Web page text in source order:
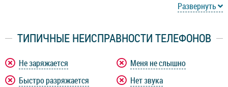
Nokia 6.1
Nokia 6 Nokia 5.4
Nokia 5.3 Nokia 5.1 Plus
Развернуть
ТИПИЧНЫЕ НЕИСПРАВНОСТИ ТЕЛЕФОНОВ
Не заряжается
Быстро разряжается
Меня не слышно
Нет звука